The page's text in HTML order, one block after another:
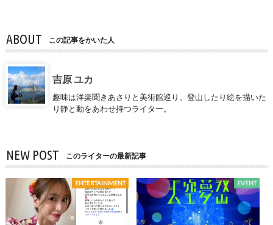
ABOUT この記事をかいた人
吉原 ユカ
趣味は洋楽聞きあさりと美術館巡り。登山したり絵を描いた
り静と動をあわせ持つライター。
NEW POST このライターの最新記事
ENTERTAINMENT EVENT